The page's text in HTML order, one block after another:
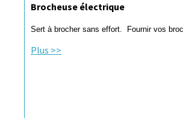
Brocheuse électrique
Sert à brocher sans effort. Fournir vos
Plus >>